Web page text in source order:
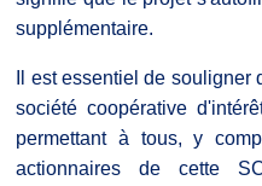
supplémentaire.
Il est essentiel de
société coopérative
permettant à tous, y
actionnaires de cette